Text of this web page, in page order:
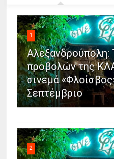
1
Αλεξανδρούπολη:
προβολών της
σινεμά
Σεπτέμβριο
2